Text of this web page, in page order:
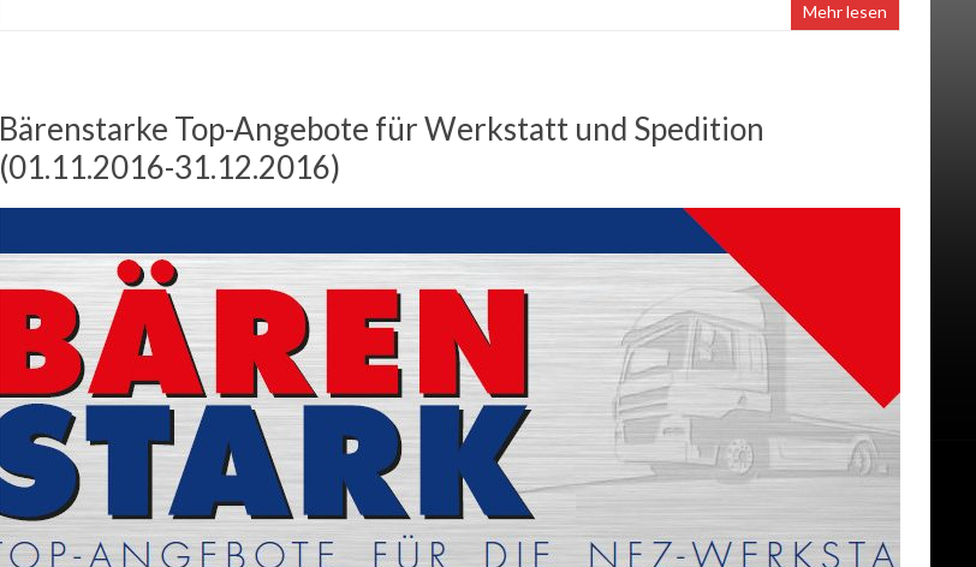
Mehr lesen
Bärenstarke Top-Angebote für Werkstatt und Spedition
(01.11.2016-31.12.2016)